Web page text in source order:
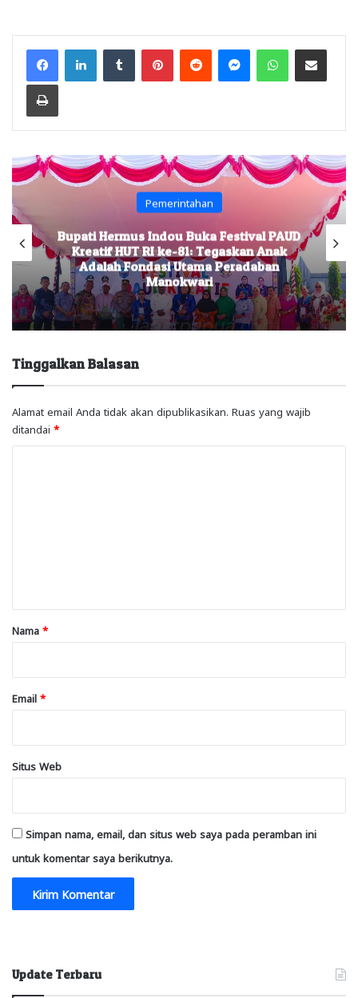
FacebookLinkedInTumblr PinterestReddit MessengerWhatsAppShare via Email
Print
Pemerintahan
Bupati Hermus Indou Buka Festival PAUD
Kreatif HUT RI ke-81: Tegaskan Anak
Adalah Fondasi Utama Peradaban
Manokwari
Tinggalkan Balasan
Alamat email Anda tidak akan dipublikasikan. Ruas yang wajib
ditandai *
rNama *
Email *
Situs Web
Simpan nama, email, dan situs web saya pada peramban ini
untuk komentar saya berikutnya.
Update Terbaru